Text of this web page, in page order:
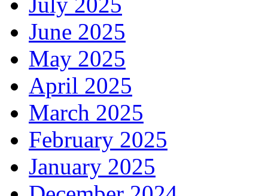
June 2025
May 2025
April 2025
March 2025
February 2025
January 2025